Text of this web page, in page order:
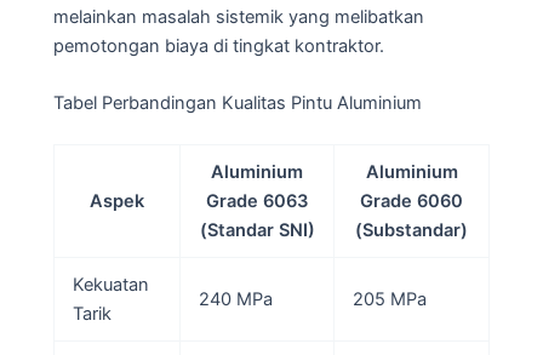
melainkan masalah sistemik yang melibatkan
pemotongan biaya di tingkat kontraktor.
Tabel Perbandingan Kualitas Pintu Aluminium
Aspek
Aluminium
Grade 6063
(Standar SNI)
Aluminium
Grade 6060
(Substandar)
Kekuatan
Tarik
240 MPa 205 MPa